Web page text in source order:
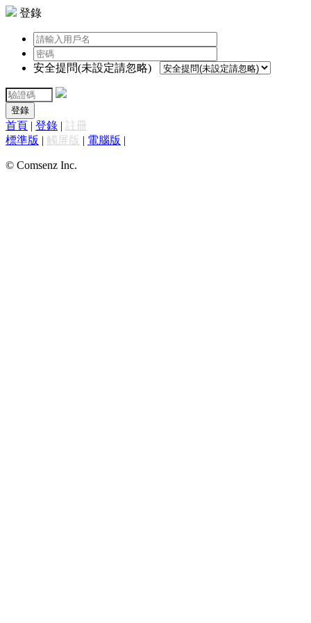
登錄
安全提問(未設定請忽略)
登錄
首頁 | 登錄 | 註冊
標準版 | 觸屏版 | 電腦版 |
© Comsenz Inc.